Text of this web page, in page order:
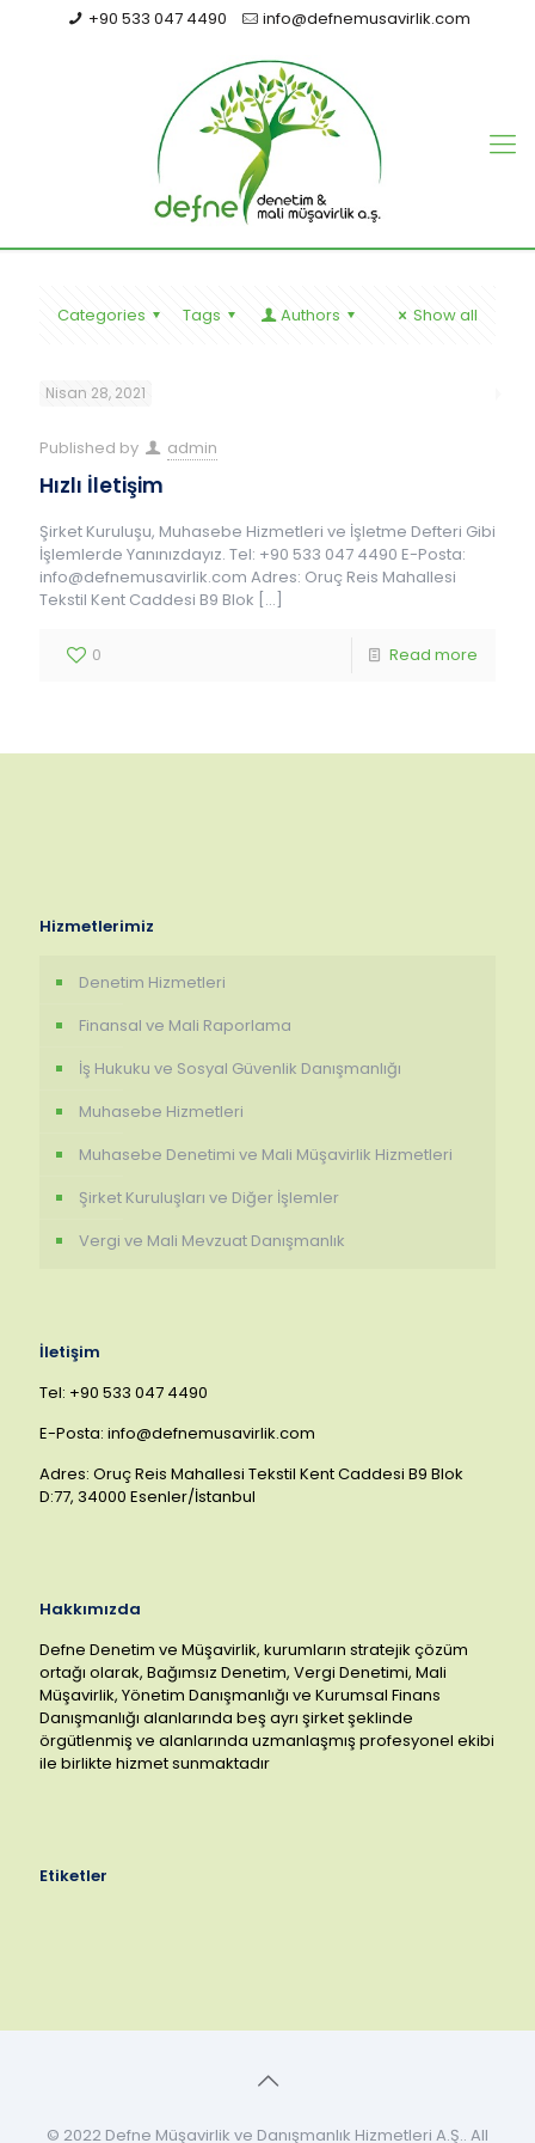
+90 533 047 4490 info@defnemusavirlik.com
Categories Tags Authors Show all
Nisan 28, 2021
Published by admin
Hızlı İletişim
Şirket Kuruluşu, Muhasebe Hizmetleri ve İşletme Defteri Gibi
İşlemlerde Yanınızdayız. Tel: +90 533 047 4490 E-Posta:
info@defnemusavirlik.com Adres: Oruç Reis Mahallesi
Tekstil Kent Caddesi B9 Blok […]
0 Read more
Hizmetlerimiz
Denetim Hizmetleri
Finansal ve Mali Raporlama
İş Hukuku ve Sosyal Güvenlik Danışmanlığı
Muhasebe Hizmetleri
Muhasebe Denetimi ve Mali Müşavirlik Hizmetleri
Şirket Kuruluşları ve Diğer İşlemler
Vergi ve Mali Mevzuat Danışmanlık
İletişim
Tel: +90 533 047 4490
E-Posta: info@defnemusavirlik.com
Adres: Oruç Reis Mahallesi Tekstil Kent Caddesi B9 Blok
D:77, 34000 Esenler/İstanbul
Hakkımızda
Defne Denetim ve Müşavirlik, kurumların stratejik çözüm
ortağı olarak, Bağımsız Denetim, Vergi Denetimi, Mali
Müşavirlik, Yönetim Danışmanlığı ve Kurumsal Finans
Danışmanlığı alanlarında beş ayrı şirket şeklinde
örgütlenmiş ve alanlarında uzmanlaşmış profesyonel ekibi
ile birlikte hizmet sunmaktadır
Etiketler
© 2022 Defne Müşavirlik ve Danışmanlık Hizmetleri A.Ş.. All